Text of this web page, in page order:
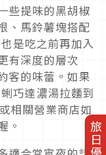
些提味的黑胡椒
、馬鈴薯塊搭配
是吃之前再加入
有深度的層次
客的味蕾。如果
巧達濃湯拉麵到
相關營業商店如
。